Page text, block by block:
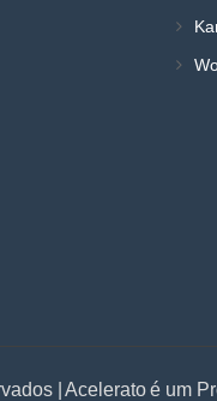
| Acelerato é um